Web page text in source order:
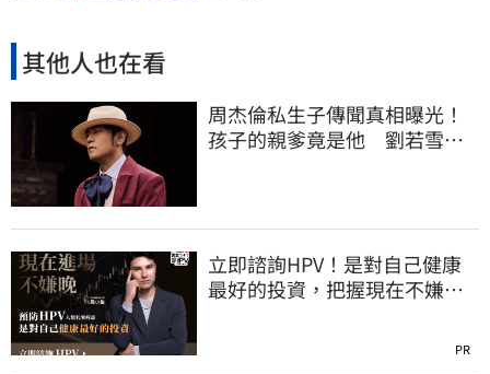
其他人也在看
周杰倫私生子傳聞真相曝光！
孩子的親爹竟是他 劉若雪閨
立即諮詢HPV！是對自己健康
最好的投資，把握現在不嫌
PR